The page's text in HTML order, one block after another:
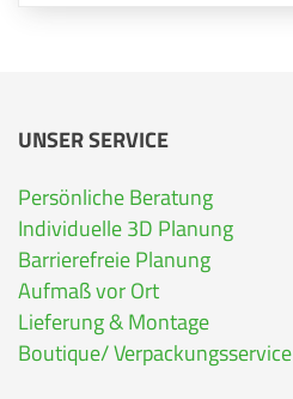
UNSER SERVICE
Persönliche Beratung
Individuelle 3D Planung
Barrierefreie Planung
Aufmaß vor Ort
Lieferung & Montage
Boutique/ Verpackungsservice